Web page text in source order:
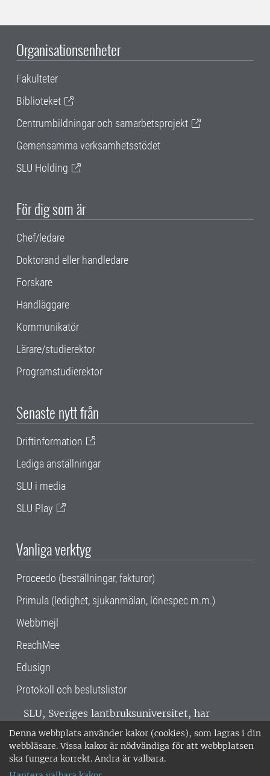
Denna webbplats använder kakor (cookies), som lagras i din
webbläsare. Vissa kakor är nödvändiga för att webbplatsen
ska fungera korrekt. Andra är valbara.
Organisationsenheter
Fakulteter
Biblioteket
Centrumbildningar och samarbetsprojekt
Gemensamma verksamhetsstödet
SLU Holding
För dig som är
Chef/ledare
Doktorand eller handledare
Forskare
Handläggare
Kommunikatör
Lärare/studierektor
Programstudierektor
Senaste nytt från
Driftinformation
Lediga anställningar
SLU i media
SLU Play
Vanliga verktyg
Proceedo (beställningar, fakturor)
Primula (ledighet, sjukanmälan, lönespec m.m.)
Webbmejl
ReachMee
Edusign
Protokoll och beslutslistor
SLU, Sveriges lantbruksuniversitet, har
verksamhet över hela Sverige. Huvudorter är
Alnarp, Uppsala och Umeå.SLU är
miljöcertifierat enligt ISO 14001. •
018-67 10 00 • Org nr: 202100-2817 •